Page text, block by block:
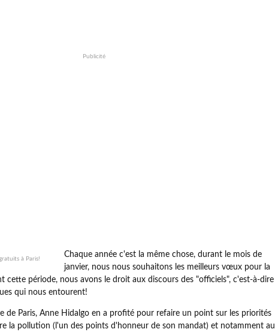
Publicité
Chaque année c'est la même chose, durant le mois de
janvier, nous nous souhaitons les meilleurs vœux pour la
cette période, nous avons le droit aux discours des "officiels", c'est-à-dire
qui nous entourent!
de Paris, Anne Hidalgo en a profité pour refaire un point sur les priorités
la pollution (l'un des points d'honneur de son mandat) et notamment au